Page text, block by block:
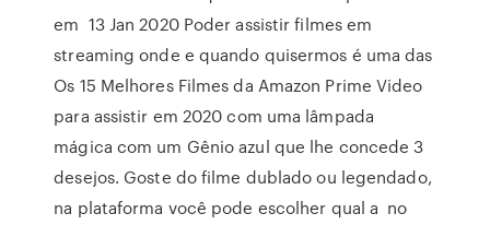
em 13 Jan 2020 Poder assistir filmes em
streaming onde e quando quisermos é uma das
Os 15 Melhores Filmes da Amazon Prime Video
para assistir em 2020 com uma lâmpada
mágica com um Gênio azul que lhe concede 3
desejos. Goste do filme dublado ou legendado,
na plataforma você pode escolher qual a no